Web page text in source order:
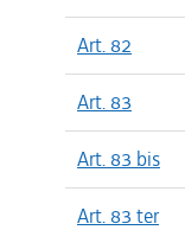
Art. 82
Art. 83
Art. 83 bis
Art. 83 ter